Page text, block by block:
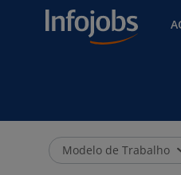
Modelo de Trabalho